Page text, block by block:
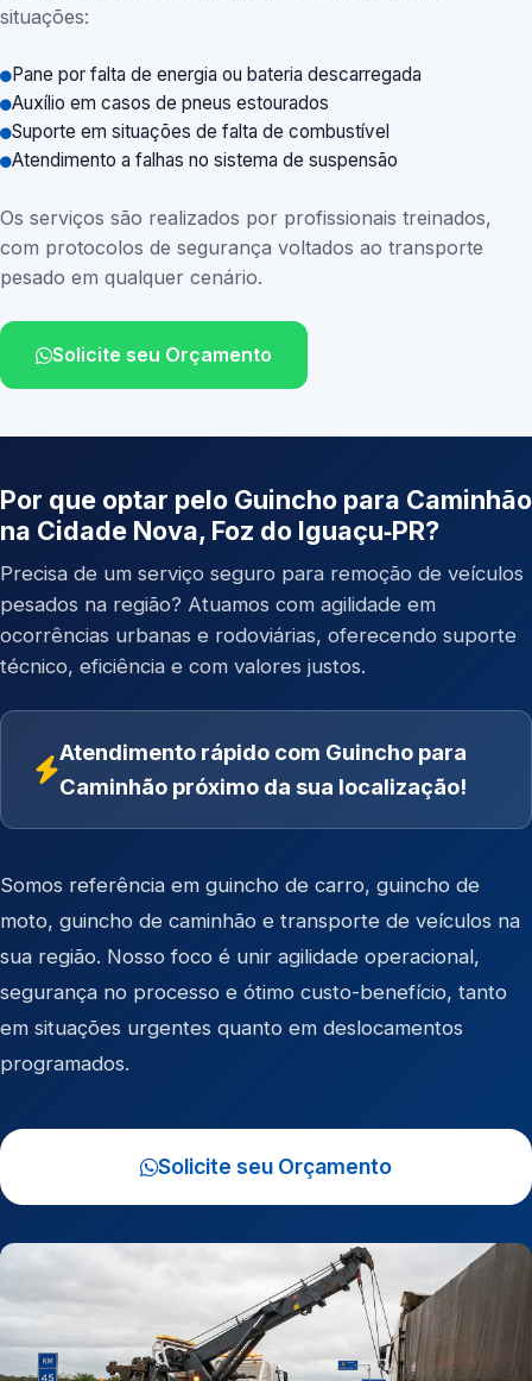
situações:
Pane por falta de energia ou bateria descarregada
Auxílio em casos de pneus estourados
Suporte em situações de falta de combustível
Atendimento a falhas no sistema de suspensão
Os serviços são realizados por profissionais treinados,
com protocolos de segurança voltados ao transporte
pesado em qualquer cenário.
Solicite seu Orçamento
Por que optar pelo Guincho para Caminhão
na Cidade Nova, Foz do Iguaçu‑PR?
Precisa de um serviço seguro para remoção de veículos
pesados na região? Atuamos com agilidade em
ocorrências urbanas e rodoviárias, oferecendo suporte
técnico, eficiência e com valores justos.
Atendimento rápido com Guincho para
Caminhão próximo da sua localização!
Somos referência em guincho de carro, guincho de
moto, guincho de caminhão e transporte de veículos na
sua região. Nosso foco é unir agilidade operacional,
segurança no processo e ótimo custo-benefício, tanto
em situações urgentes quanto em deslocamentos
programados.
Solicite seu Orçamento